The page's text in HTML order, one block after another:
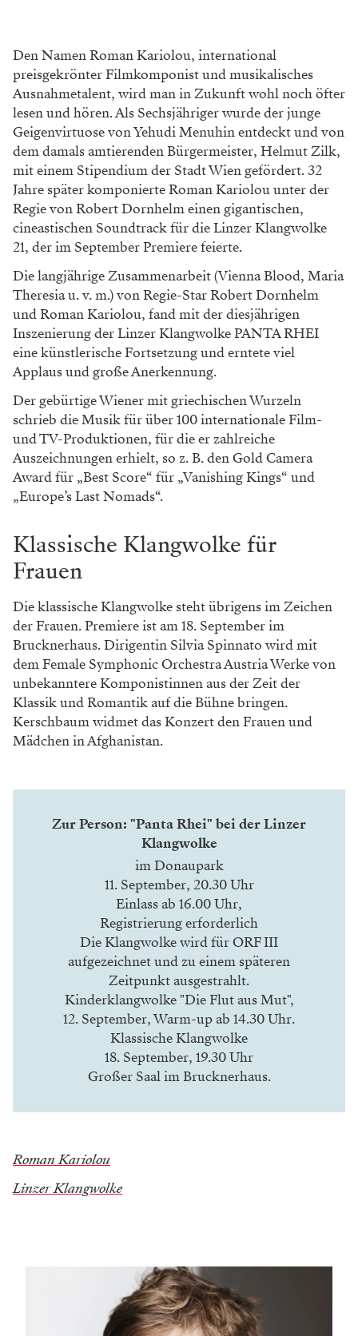
Den Namen Roman Kariolou, international
preisgekrönter Filmkomponist und musikalisches
Ausnahmetalent, wird man in Zukunft wohl noch öfter
lesen und hören. Als Sechsjähriger wurde der junge
Geigenvirtuose von Yehudi Menuhin entdeckt und von
dem damals amtierenden Bürgermeister, Helmut Zilk,
mit einem Stipendium der Stadt Wien gefördert. 32
Jahre später komponierte Roman Kariolou unter der
Regie von Robert Dornhelm einen gigantischen,
cineastischen Soundtrack für die Linzer Klangwolke
21, der im September Premiere feierte.
Die langjährige Zusammenarbeit (Vienna Blood, Maria
Theresia u. v. m.) von Regie-Star Robert Dornhelm
und Roman Kariolou, fand mit der diesjährigen
Inszenierung der Linzer Klangwolke PANTA RHEI
eine künstlerische Fortsetzung und erntete viel
Applaus und große Anerkennung.
Der gebürtige Wiener mit griechischen Wurzeln
schrieb die Musik für über 100 internationale Film-
und TV-Produktionen, für die er zahlreiche
Auszeichnungen erhielt, so z. B. den Gold Camera
Award für „Best Score“ für „Vanishing Kings“ und
„Europe’s Last Nomads“.
Klassische Klangwolke für
Frauen
Die klassische Klangwolke steht übrigens im Zeichen
der Frauen. Premiere ist am 18. September im
Brucknerhaus. Dirigentin Silvia Spinnato wird mit
dem Female Symphonic Orchestra Austria Werke von
unbekanntere Komponistinnen aus der Zeit der
Klassik und Romantik auf die Bühne bringen.
Kerschbaum widmet das Konzert den Frauen und
Mädchen in Afghanistan.
Zur Person: "Panta Rhei" bei der Linzer
Klangwolke
im Donaupark
11. September, 20.30 Uhr
Einlass ab 16.00 Uhr,
Registrierung erforderlich
Die Klangwolke wird für ORF III
aufgezeichnet und zu einem späteren
Zeitpunkt ausgestrahlt.
Kinderklangwolke "Die Flut aus Mut",
12. September, Warm-up ab 14.30 Uhr.
Klassische Klangwolke
18. September, 19.30 Uhr
Großer Saal im Brucknerhaus.
Roman Kariolou
Linzer Klangwolke